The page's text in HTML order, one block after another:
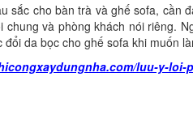
sắc cho bàn trà và ghế sofa, cần
chung và phòng khách nói riêng.
da bọc cho ghế sofa khi muốn
luu-y-